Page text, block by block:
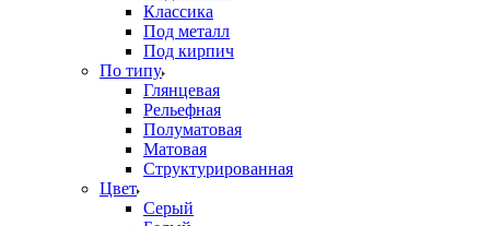
Классика
Под металл
Под кирпич
По типу
Глянцевая
Рельефная
Полуматовая
Матовая
Структурированная
Цвет
Серый